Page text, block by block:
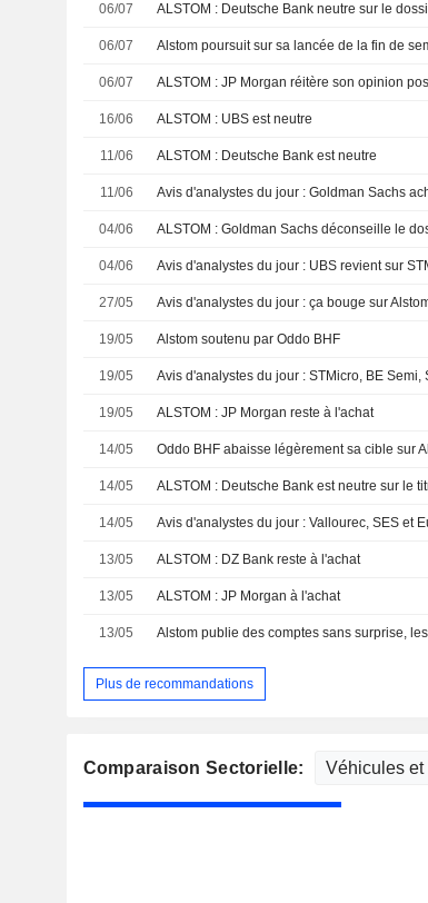
06/07 ALSTOM : Deutsche Bank neutre sur le
06/07 Alstom poursuit sur sa lancée de la fin de
06/07 ALSTOM : JP Morgan réitère son opinion
16/06 ALSTOM : UBS est neutre
11/06 ALSTOM : Deutsche Bank est neutre
11/06 Avis d'analystes du jour : Goldman Sachs
04/06 ALSTOM : Goldman Sachs déconseille le
04/06
27/05 Avis d'analystes du jour : ça bouge sur
19/05 Alstom soutenu par Oddo BHF
19/05
19/05 ALSTOM : JP Morgan reste à l'achat
14/05 Oddo BHF abaisse légèrement sa cible sur
14/05 ALSTOM : Deutsche Bank est neutre sur le
14/05 Avis d'analystes du jour : Vallourec, SES et
13/05 ALSTOM : DZ Bank reste à l'achat
13/05 ALSTOM : JP Morgan à l'achat
13/05 Alstom publie des comptes sans surprise,
Plus de recommandations
Comparaison Sectorielle: